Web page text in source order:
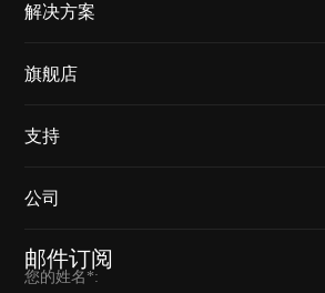
解决方案
旗舰店
支持
公司
邮件订阅
您的姓名*: